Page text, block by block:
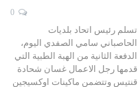
تسلم رئيس اتحاد بلديات
الحاصباني سامي الصفدي اليوم،
الدفعة الثانية من الهبة الطبية التي
قدمها رجل الاعمال غسان شحادة
قنتيس وتتضمن ماكينات اوكسيجين